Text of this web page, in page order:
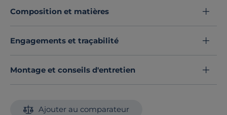
Composition et matières
Engagements et traçabilité
Montage et conseils d'entretien
Ajouter au comparateur